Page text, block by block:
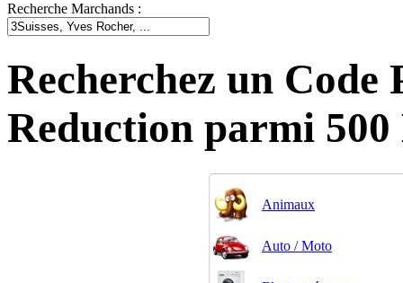
Recherche Marchands :
Recherchez un Code
Reduction parmi
Animaux
Auto / Moto